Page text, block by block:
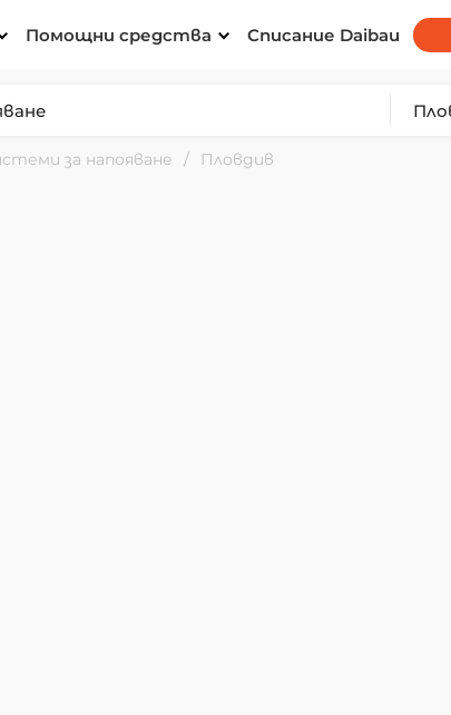
Помощни средства Списание Daibau
за напояване Пловдив